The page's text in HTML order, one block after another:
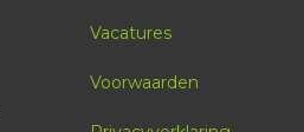
Vacatures
Voorwaarden